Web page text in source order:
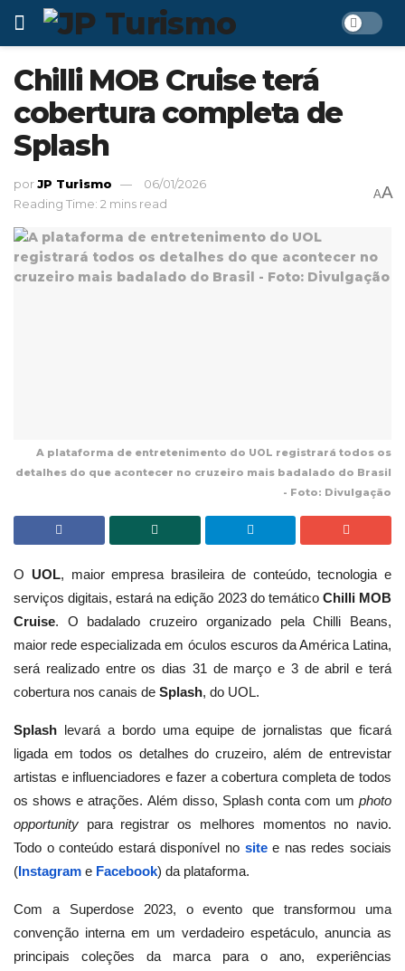
Chilli MOB Cruise terá
cobertura completa de
Splash
porJP Turismo
06/01/2026
Reading Time: 2 mins read
AA
A plataforma de entretenimento do UOL registrará todos os
detalhes do que acontecer no cruzeiro mais badalado do Brasil
- Foto: Divulgação
O UOL, maior empresa brasileira de conteúdo, tecnologia e
serviços digitais, estará na edição 2023 do temático Chilli MOB
Cruise. O badalado cruzeiro organizado pela Chilli Beans,
maior rede especializada em óculos escuros da América Latina,
será realizado entre os dias 31 de março e 3 de abril e terá
cobertura nos canais de Splash, do UOL.
Splash levará a bordo uma equipe de jornalistas que ficará
ligada em todos os detalhes do cruzeiro, além de entrevistar
artistas e influenciadores e fazer a cobertura completa de todos
os shows e atrações. Além disso, Splash conta com um photo
opportunity para registrar os melhores momentos no navio.
Todo o conteúdo estará disponível no sitee nas redes sociais
( Instagram e Facebook) da plataforma.
Com a Superdose 2023, o evento que transformou uma
convenção interna em um verdadeiro espetáculo, anuncia as
principais coleções da marca para o ano, experiências